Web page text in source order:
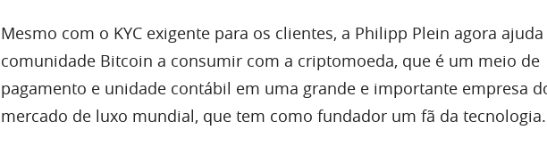
Mesmo com o KYC exigente para os clientes, a Philipp Plein agora ajuda
comunidade Bitcoin a consumir com a criptomoeda, que é um meio de
pagamento e unidade contábil em uma grande e importante empresa
mercado de luxo mundial, que tem como fundador um fã da tecnologia.